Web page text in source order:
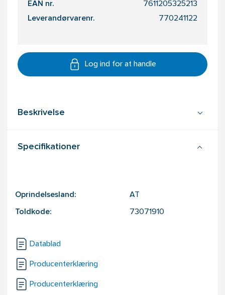
EAN nr. 7611205325213
Leverandørvarenr. 770241122
Log ind for at handle
Beskrivelse
Specifikationer
Oprindelsesland: AT
Toldkode: 73071910
Datablad
Producenterklæring
Producenterklæring